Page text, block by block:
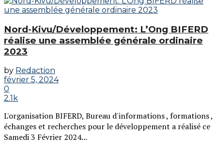
Nord-Kivu/Développement: L’Ong BIFERD
réalise une assemblée générale ordinaire
2023
by Redaction
février 5, 2024
0
2.1k
L'organisation BIFERD, Bureau d'informations , formations ,
échanges et recherches pour le développement a réalisé ce
Samedi 3 Février 2024...